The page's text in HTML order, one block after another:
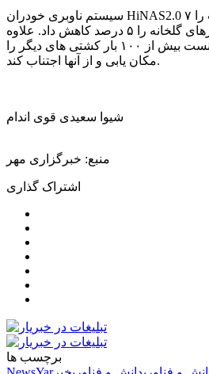
سیستم ناوبری خودران HiNAS2.0 صرفه جویی در سوخت را ۷
درصد افزایش و انتشار گازهای گلخانه را ۵ درصد کاهش داد. علاوه
بر آن سیستم مذکور توانست بیش از ۱۰۰ بار کشتی های دیگر را
مکان یابی و از آنها اجتناب کند.
شیوا سعیدی قوی اندام
منبع: خبرگزاری مهر
اشتراک گذاری
برچسب ها